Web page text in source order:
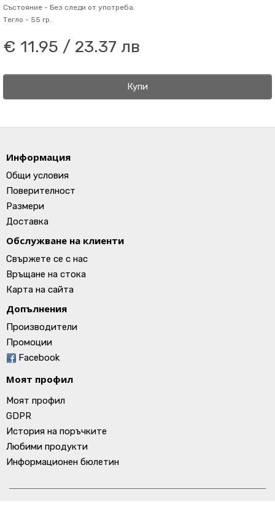
Състояние - Без следи от употреба.
Тегло - 55 гр.
€ 11.95 / 23.37 лв
Купи
Информация
Общи условия
Поверителност
Размери
Доставка
Обслужване на клиенти
Свържете се с нас
Връщане на стока
Карта на сайта
Допълнения
Производители
Промоции
Facebook
Моят профил
Моят профил
GDPR
История на поръчките
Любими продукти
Информационен бюлетин